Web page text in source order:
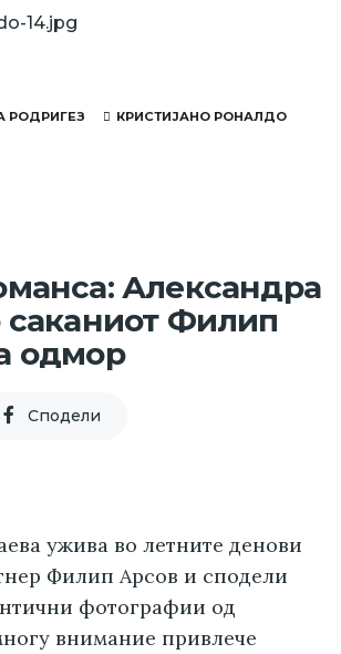
РОДРИГЕЗ КРИСТИЈАНО РОНАЛДО
Александра
саканиот Филип
одмор
Cподели
ужива во летните денови
Филип Арсов и сподели
фотографии од
внимание привлече